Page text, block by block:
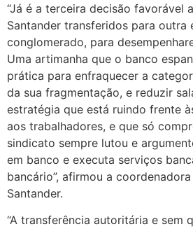
“Já é a terceira decisão favorável
Santander transferidos para outra
conglomerado, para
Uma artimanha que o banco
prática para enfraquecer a
da sua fragmentação, e reduzir
estratégia que está ruindo frente
aos trabalhadores, e que só
sindicato sempre lutou e
em banco e executa serviços
bancário”, afirmou a
Santander.
“A transferência autoritária e sem